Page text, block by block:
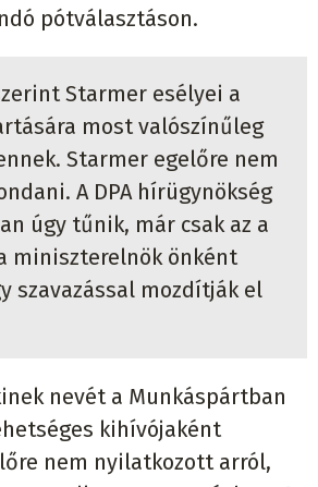
pótválasztáson.
Starmer esélyei a
most valószínűleg
Starmer egelőre nem
A DPA hírügynökség
úgy tűnik, már csak az a
miniszterelnök önként
szavazással mozdítják el
nevét a Munkáspártban
kihívójaként
nem nyilatkozott arról,